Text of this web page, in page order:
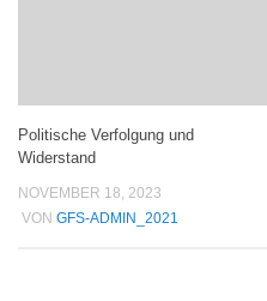
Politische Verfolgung und
Widerstand
NOVEMBER 18, 2023
VON GFS-ADMIN_2021